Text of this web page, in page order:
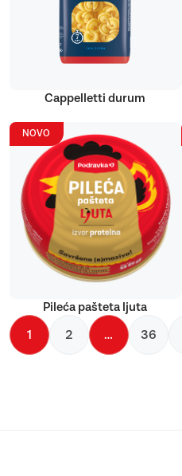
Cappelletti durum
NOVO
Pileća pašteta ljuta
1 2 … 36